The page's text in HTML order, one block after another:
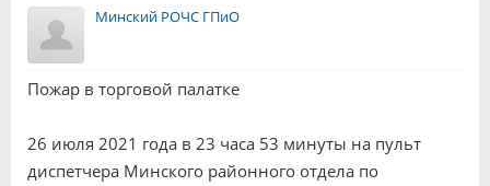
Минский РОЧС ГПиО
Пожар в торговой палатке
26 июля 2021 года в 23 часа 53 минуты на пульт
диспетчера Минского районного отдела по